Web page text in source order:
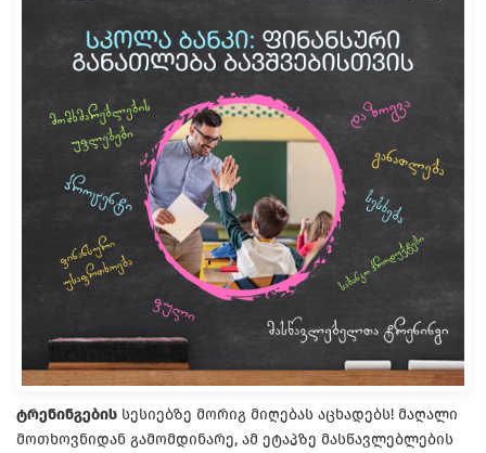
ტრენინგების სესიებზე მორიგ მიღებას აცხადებს! მაღალი
მოთხოვნიდან გამომდინარე, ამ ეტაპზე მასწავლებლების